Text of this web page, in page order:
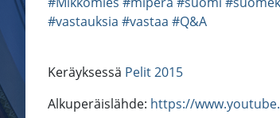
#vastauksia #vastaa #Q&A
Keräyksessä Pelit 2015
Alkuperäislähde: https://